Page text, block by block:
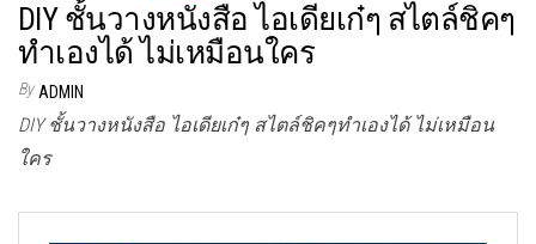
DIY ชั้นวางหนังสือ ไอเดียเก๋ๆ สไตล์ชิคๆ
ทำเองได้ ไม่เหมือนใคร
By ADMIN
DIY ชั้นวางหนังสือ ไอเดียเก๋ๆ สไตล์ชิคๆทำเองได้ ไม่เหมือน
ใคร